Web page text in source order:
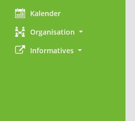
Kalender
Organisation
Informatives